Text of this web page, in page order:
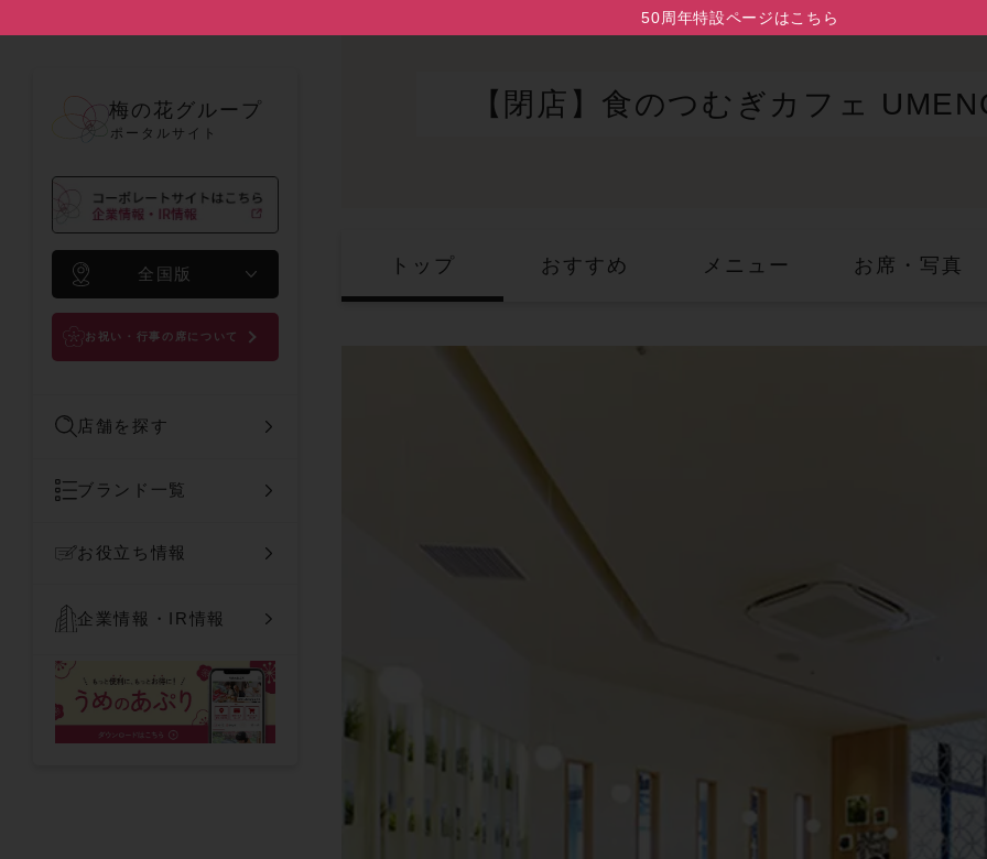
50周年特設ページはこちら
梅の花グループ
ポータルサイト
全国版
お祝い・行事の席について
店舗を探す
ブランド一覧
お役立ち情報
企業情報・IR情報
【閉店】食のつむぎカフェ
トップ おすすめ メニュー お席・写真